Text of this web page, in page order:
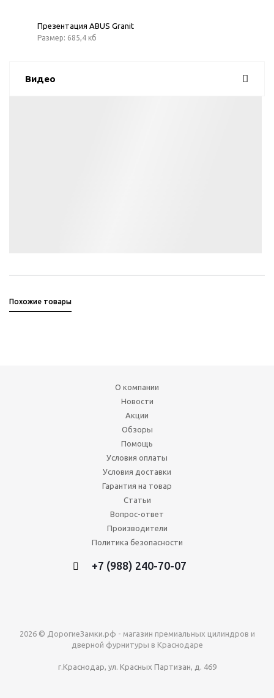
Презентация ABUS Granit
Размер: 685,4 кб
Видео
Похожие товары
О компании
Новости
Акции
Обзоры
Помощь
Условия оплаты
Условия доставки
Гарантия на товар
Статьи
Вопрос-ответ
Производители
Политика безопасности
+7 (988) 240-70-07
2026 © ДорогиеЗамки.рф - магазин премиальных цилиндров и
дверной фурнитуры в Краснодаре
г.Краснодар, ул. Красных Партизан, д. 469